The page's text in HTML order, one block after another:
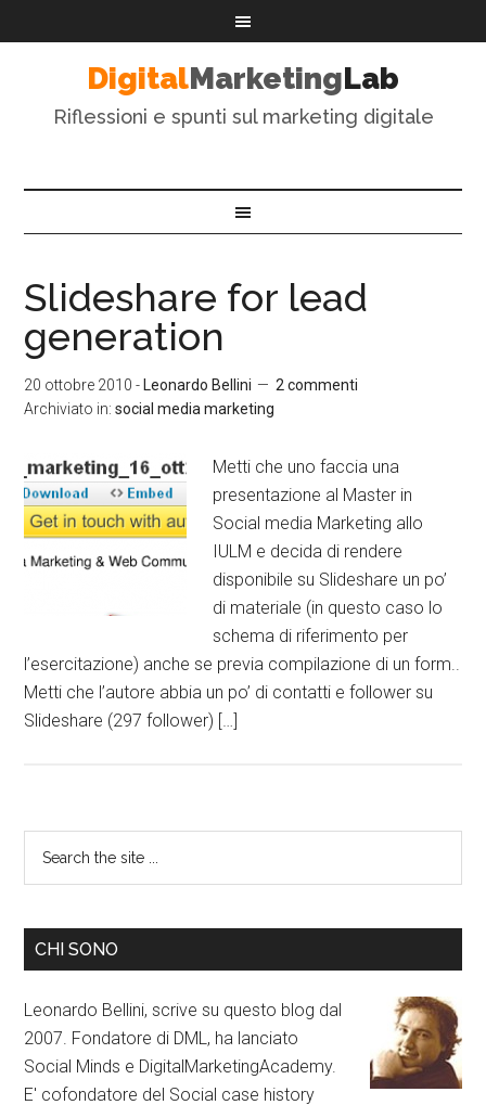
DigitalMarketingLab
Riflessioni e spunti sul marketing digitale
Slideshare for lead
generation
20 ottobre 2010 - Leonardo Bellini
2 commenti
Archiviato in:social media marketing
Metti che uno faccia una
presentazione al Master in
Social media Marketing allo
IULM e decida di rendere
disponibile su Slideshare un po’
di materiale (in questo caso lo
schema di riferimento per
l’esercitazione) anche se previa compilazione di un form..
Metti che l’autore abbia un po’ di contatti e follower su
Slideshare (297 follower) […]
CHI SONO
Leonardo Bellini, scrive su questo blog dal
2007. Fondatore di DML, ha lanciato
Social Minds e DigitalMarketingAcademy.
E' cofondatore del Social case history